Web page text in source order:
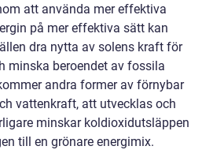
att använda mer effektiva
på mer effektiva sätt kan
dra nytta av solens kraft för
minska beroendet av fossila
andra former av förnybar
vattenkraft, att utvecklas och
minskar koldioxidutsläppen
till en grönare energimix.